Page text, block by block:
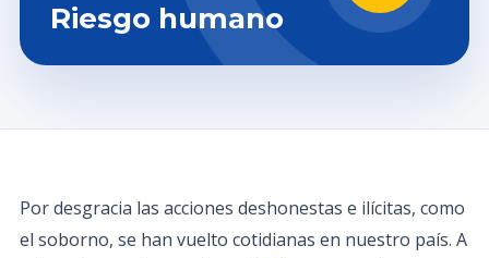
Riesgo humano
Por desgracia las acciones deshonestas e ilícitas, como
el soborno, se han vuelto cotidianas en nuestro país. A